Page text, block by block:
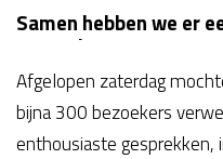
Samen hebben we er
gemaakt.
Afgelopen zaterdag
bijna 300 bezoekers
enthousiaste gesprekken,